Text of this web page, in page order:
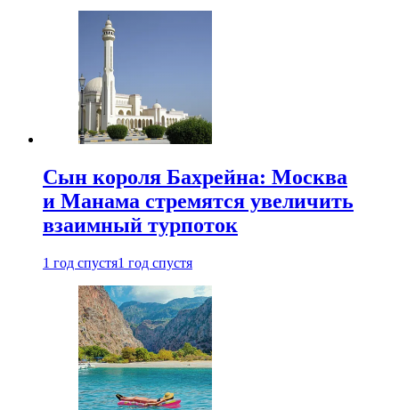
Сын короля Бахрейна: Москва
и Манама стремятся увеличить
взаимный турпоток
1 год спустя1 год спустя